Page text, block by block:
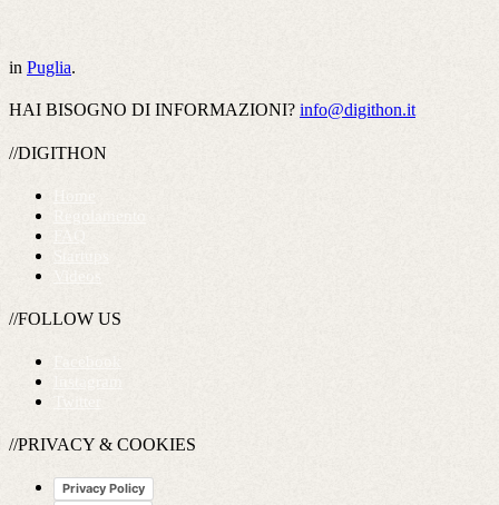
in Puglia.
HAI BISOGNO DI INFORMAZIONI? info@digithon.it
//DIGITHON
//FOLLOW US
//PRIVACY & COOKIES
Privacy Policy